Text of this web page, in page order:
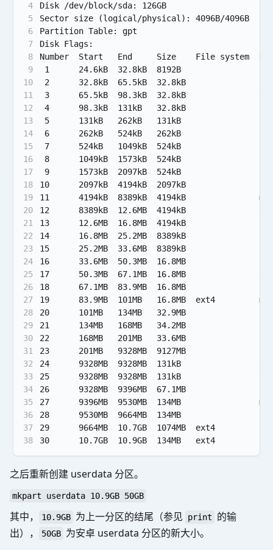
4
5
6
7
8
9
10
11
12
13
14
15
16
17
18
19
20
21
22
23
24
25
26
27
28
29
30
31
32
33
34
35
36
37
38
Disk /dev/block/sda: 126GB
Sector size (logical/physical): 4096B/4096B
Partition Table: gpt
Disk Flags:
Number  Start   End     Size    File system
1      24.6kB  32.8kB  8192B
2      32.8kB  65.5kB  32.8kB
3      65.5kB  98.3kB  32.8kB
4      98.3kB  131kB   32.8kB
5      131kB   262kB   131kB
6      262kB   524kB   262kB
7      524kB   1049kB  524kB
8      1049kB  1573kB  524kB
9      1573kB  2097kB  524kB
10      2097kB  4194kB  2097kB
11      4194kB  8389kB  4194kB
12      8389kB  12.6MB  4194kB               vm-
13      12.6MB  16.8MB  4194kB
14      16.8MB  25.2MB  8389kB
15      25.2MB  33.6MB  8389kB
16      33.6MB  50.3MB  16.8MB
17      50.3MB  67.1MB  16.8MB
18      67.1MB  83.9MB  16.8MB
19      83.9MB  101MB   16.8MB  ext4
20      101MB   134MB   32.9MB
21      134MB   168MB   34.2MB
22      168MB   201MB   33.6MB
23      201MB   9328MB  9127MB
24      9328MB  9328MB  131kB
25      9328MB  9328MB  131kB
26      9328MB  9396MB  67.1MB
27      9396MB  9530MB  134MB
28      9530MB  9664MB  134MB
29      9664MB  10.7GB  1074MB  ext4
30      10.7GB  10.9GB  134MB   ext4
之后重新创建 userdata 分区。
mkpart userdata 10.9GB 50GB
其中， 10.9GB 为上一分区的结尾（参见 print
的输
出），
50GB 为安卓 userdata 分区的新大小。